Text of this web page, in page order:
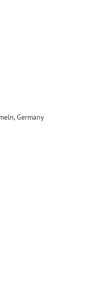
Germany